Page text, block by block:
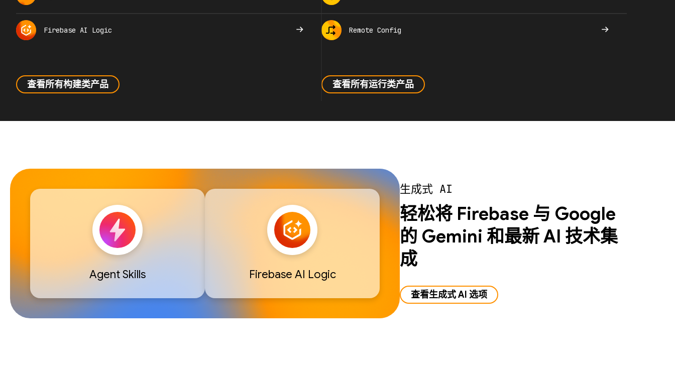
Firebase AI Logic
查看所有构建类产品
Remote Config
查看所有运行类产品
Agent Skills Firebase AI Logic
生成式 AI
轻松将 Firebase 与 Google
的 Gemini 和最新 AI 技术集
成
查看生成式 AI 选项